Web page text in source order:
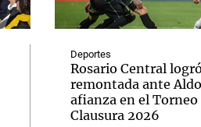
Deportes
Rosario Central
remontada ante
afianza en el Torneo
Clausura 2026